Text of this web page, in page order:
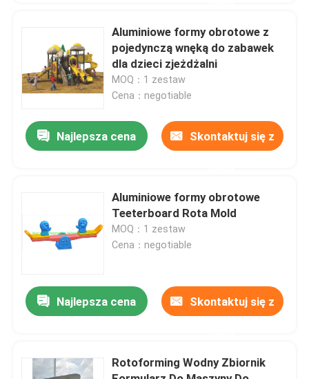
Filmy
Wycieczka po fabryce
Skontaktuj się z nami
Aktualności
Forma do formowania rotacyjnego
Aluminiowe formy obrotowe z
pojedynczą wnęką do zabawek
dla dzieci zjeżdżalni
MOQ：1 zestaw
Cena：negotiable
Najlepsza cena Skontaktuj się z
Aluminiowe formy obrotowe
Teeterboard Rota Mold
MOQ：1 zestaw
Cena：negotiable
Najlepsza cena Skontaktuj się z
Rotoforming Wodny Zbiornik